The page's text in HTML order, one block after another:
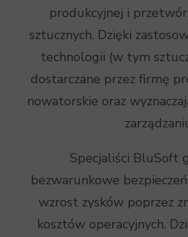
produkcyjnej i
sztucznych. Dzięki
technologii (w tym
dostarczane przez firmę
nowatorskie oraz
Specjaliści BluSoft
bezwarunkowe
wzrost zysków poprzez
kosztów operacyjnych.